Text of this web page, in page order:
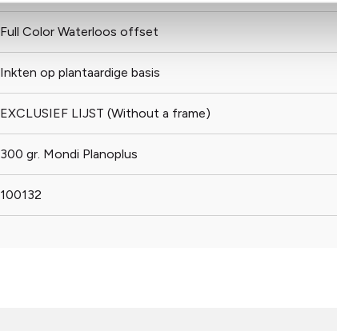
Full Color Waterloos offset
Inkten op plantaardige basis
EXCLUSIEF LIJST (Without a frame)
300 gr. Mondi Planoplus
100132